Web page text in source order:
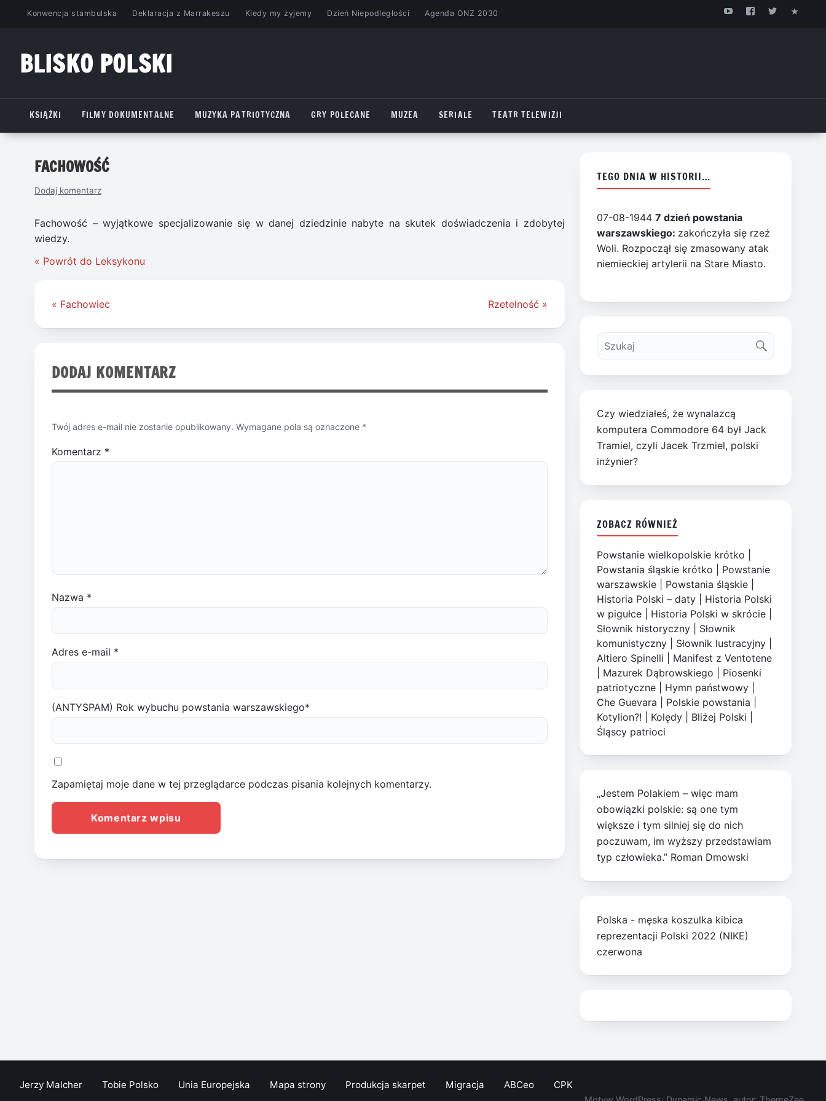
PrzejdźKonwencja stambulska Deklaracja z Marrakeszu Kiedy my żyjemy Dzień Niepodległości Agenda ONZ 2030
BLISKO POLSKI
KSIĄŻKI
FILMY DOKUMENTALNE MUZYKA PATRIOTYCZNA GRY POLECANE MUZEA SERIALE TEATR TELEWIZJI
FACHOWOŚĆ
Dodaj komentarz
Fachowość – wyjątkowe specjalizowanie się w danej dziedzinie nabyte na skutek doświadczenia i zdobytej
wiedzy.
« Powrót do Leksykonu
Nawigacja
« Fachowiec Rzetelność »
DODAJ KOMENTARZ
Twój adres e-mail nie zostanie opublikowany. Wymagane pola są oznaczone *
Komentarz *
Nazwa *
Adres e-mail *
(ANTYSPAM) Rok wybuchu powstania warszawskiego*
Zapamiętaj moje dane w tej przeglądarce podczas pisania kolejnych komentarzy.
TEGO DNIA W HISTORII…
07-08-19447 dzień powstania
warszawskiego: zakończyła się rzeź
Woli. Rozpoczął się zmasowany atak
niemieckiej artylerii na Stare Miasto.
Czy wiedziałeś, że wynalazcą
komputera Commodore 64 był Jack
Tramiel, czyli Jacek Trzmiel, polski
inżynier?
ZOBACZ RÓWNIEŻ
Powstanie wielkopolskie krótko
Powstania śląskie krótko
Powstanie
warszawskie
Powstania śląskie
Historia Polski – daty
Historia Polski
w pigułce
Historia Polski w skrócie
Słownik historyczny
Słownik
komunistyczny
Słownik lustracyjny
Altiero Spinelli
Manifest z Ventotene
Mazurek Dąbrowskiego
Piosenki
patriotyczne
Hymn państwowy
Che Guevara
Polskie powstania
Kotylion?!
Kolędy Bliżej Polski
Śląscy patrioci
„Jestem Polakiem – więc mam
obowiązki polskie: są one tym
większe i tym silniej się do nich
poczuwam, im wyższy przedstawiam
typ człowieka.” Roman Dmowski
Polska - męska koszulka kibica
reprezentacji Polski 2022 (NIKE)
czerwona
Jerzy Malcher Tobie Polsko Unia Europejska Mapa strony Produkcja skarpet Migracja ABCeo CPK